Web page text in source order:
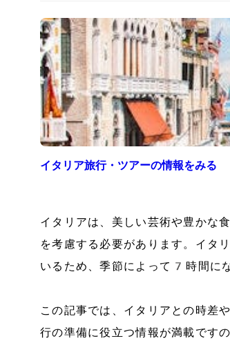
イタリア旅行・ツアーの情報をみる
イタリアは、美しい芸術や豊かな
を考慮する必要があります。イタ
いるため、季節によって7時間に
この記事では、イタリアとの時差
行の準備に役立つ情報が満載です